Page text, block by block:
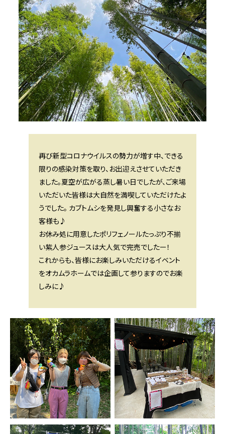
再び新型コロナウイルスの勢力が増す中、できる
限りの感染対策を取り、お出迎えさせていただき
ました。夏空が広がる蒸し暑い日でしたが、ご来場
いただいた皆様は大自然を満喫していただけたよ
うでした。 カブトムシを発見し興奮する小さなお
客様も♪
お休み処に用意したポリフェノールたっぷり不揃
い紫人参ジュースは大人気で完売でしたー！
これからも、皆様にお楽しみいただけるイベント
をオカムラホームでは企画して参りますのでお楽
しみに♪